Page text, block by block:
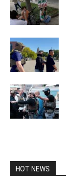
HOT NEWS